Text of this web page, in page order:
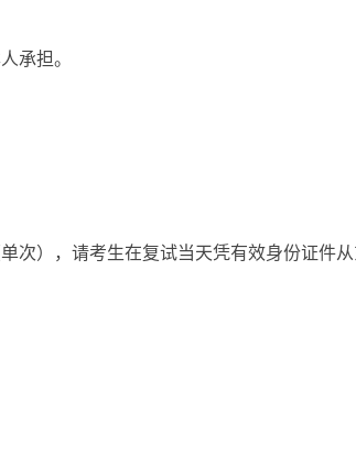
承担。
次），请考生在复试当天凭有效身份证件从